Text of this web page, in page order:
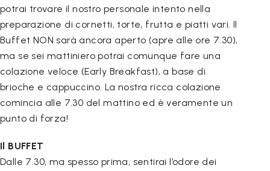
potrai trovare il nostro personale intento nella
preparazione di cornetti, torte, frutta e piatti vari. Il
Buffet NON sarà ancora aperto (apre alle ore 7.30),
ma se sei mattiniero potrai comunque fare una
colazione veloce (Early Breakfast), a base di
brioche e cappuccino. La nostra ricca colazione
comincia alle 7.30 del mattino ed è veramente un
punto di forza!
Il BUFFET
Dalle 7.30, ma spesso prima, sentirai l’odore dei